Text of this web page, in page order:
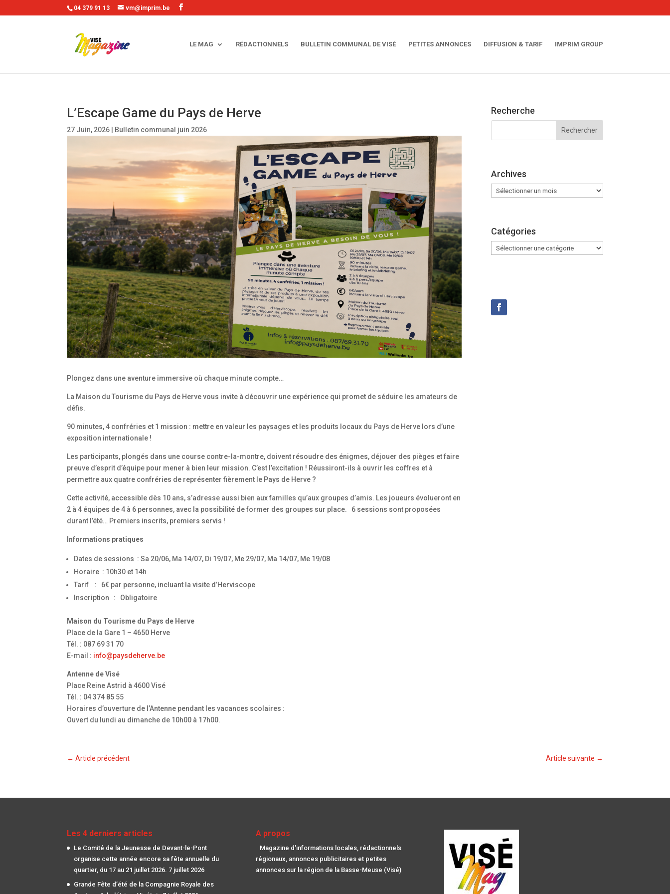
04 379 91 13 vm@imprim.be
LE MAG RÉDACTIONNELS BULLETIN COMMUNAL DE VISÉ PETITES ANNONCES DIFFUSION & TARIF IMPRIM GROUP
L’Escape Game du Pays de Herve
27 Juin, 2026 Bulletin communal juin 2026
Plongez dans une aventure immersive où chaque minute compte…
La Maison du Tourisme du Pays de Herve vous invite à découvrir une expérience qui promet de séduire les amateurs de
défis.
90 minutes, 4 confréries et 1 mission : mettre en valeur les paysages et les produits locaux du Pays de Herve lors d’une
exposition internationale !
Les participants, plongés dans une course contre-la-montre, doivent résoudre des énigmes, déjouer des pièges et faire
preuve d’esprit d’équipe pour mener à bien leur mission. C’est l’excitation ! Réussiront-ils à ouvrir les coffres et à
permettre aux quatre confréries de représenter fièrement le Pays de Herve ?
Cette activité, accessible dès 10 ans, s’adresse aussi bien aux familles qu’aux groupes d’amis. Les joueurs évolueront en
2 à 4 équipes de 4 à 6 personnes, avec la possibilité de former des groupes sur place. 6 sessions sont proposées
durant l’été… Premiers inscrits, premiers servis !
Informations pratiques
Dates de sessions : Sa 20/06, Ma 14/07, Di 19/07, Me 29/07, Ma 14/07, Me 19/08
Horaire : 10h30 et 14h
Tarif : 6€ par personne, incluant la visite d’Herviscope
Inscription : Obligatoire
Maison du Tourisme du Pays de Herve
Place de la Gare 1 – 4650 Herve
Tél. : 087 69 31 70
E-mail : info@paysdeherve.be
Antenne de Visé
Place Reine Astrid à 4600 Visé
Tél. : 04 374 85 55
Horaires d’ouverture de l’Antenne pendant les vacances scolaires :
Ouvert du lundi au dimanche de 10h00 à 17h00.
Recherche
Archives
Archives
Catégories
Catégories
←Article précédent Article suivante →
Les 4 derniers articles
Le Comité de la Jeunesse de Devant-le-Pont
organise cette année encore sa fête annuelle du
quartier, du 17 au 21 juillet 2026. 7 juillet 2026
Grande Fête d’été de la Compagnie Royale des
A propos
Magazine d'informations locales, rédactionnels
régionaux, annonces publicitaires et petites
annonces sur la région de la Basse-Meuse (Visé)